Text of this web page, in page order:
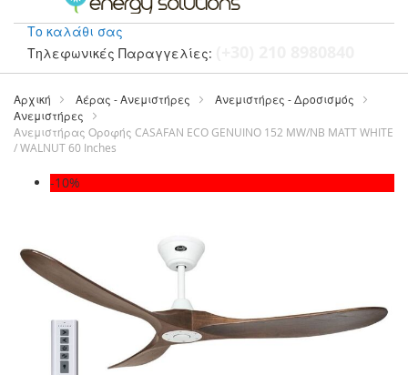
Το καλάθι σας
Τηλεφωνικές Παραγγελίες:
Μετάβαση
περιεχόμενο
Αρχική Αέρας - Ανεμιστήρες
Ανεμιστήρες - Δροσισμός
Ανεμιστήρες
Ανεμιστήρας Οροφής CASAFAN ECO GENUINO 152 MW/NB MATT WHITE
/ WALNUT 60 Inches
Μετάβαση
συλλογής
εικόνων
-10%